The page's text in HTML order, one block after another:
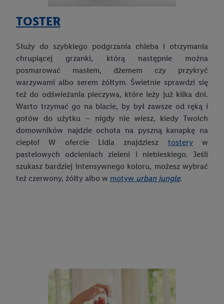
Gry i zabawki edukacyjne dla dzieci – co kupić maluchom?
Mamo, tato, pomóżcie mi w lekcjach! Szkolne gadżety, które
Obudź w swoim dziecku małego artystę, czyli jak wspierać
kreatywność maluchów
Kącik do nauki dla dziecka. Jak go praktycznie urządzić?
TOSTER
Służy do szybkiego podgrzania chleba i otrzymania
chrupiącej grzanki, którą następnie można
posmarować masłem, dżemem czy przykryć
warzywami albo serem żółtym. Świetnie sprawdzi się
też do odświeżania pieczywa, które leży już kilka dni.
Warto trzymać go na blacie, by był zawsze od ręką i
gotów do użytku – nigdy nie wiesz, kiedy Twoich
domowników najdzie ochota na pyszną kanapkę na
ciepło! W ofercie Lidla znajdziesz tosteryw
pastelowych odcieniach zieleni i niebieskiego. Jeśli
szukasz bardziej intensywnego koloru, możesz wybrać
też czerwony, żółty albo w motyw urban jungle.